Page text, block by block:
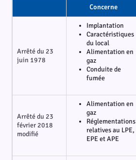
Concerne
Arrêté du 23
juin 1978
Implantation
Caractéristiques
du local
Alimentation en
gaz
Conduite de
fumée
Arrêté du 23
février 2018
modifié
Alimentation en
gaz
Réglementations
relatives au LPE,
EPE et APE